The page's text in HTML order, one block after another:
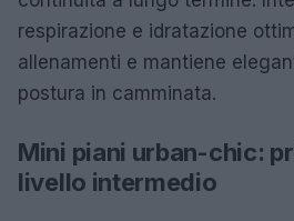
respirazione e idratazione
allenamenti e mantiene
postura in camminata.
Mini piani urban-chic:
livello intermedio